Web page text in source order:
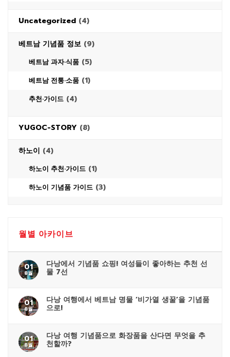
Uncategorized (4)
베트남 기념품 정보 (9)
베트남 과자·식품 (5)
베트남 전통·소품 (1)
추천·가이드 (4)
YUGOC-STORY (8)
하노이 (4)
하노이 추천·가이드 (1)
하노이 기념품 가이드 (3)
월별 아카이브
01
8월
다낭에서 기념품 쇼핑! 여성들이 좋아하는 추천 선
물 7선
01
8월
다낭 여행에서 베트남 명물 ‘비가열 생꿀’을 기념품
으로!
01
8월
다낭 여행 기념품으로 화장품을 산다면 무엇을 추
천할까?